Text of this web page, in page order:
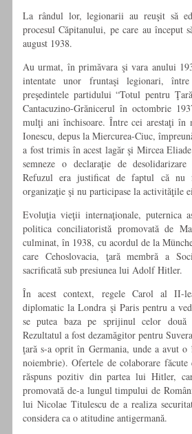
La rândul lor, legionarii au reuşit să
procesul Căpitanului, pe care au început
august 1938.
Au urmat, în primăvara şi vara anului
intentate unor fruntaşi legionari,
preşedintele partidului “Totul pentru
Cantacuzino-Grănicerul în octombrie
mulţi ani închisoare. Între cei arestaţi în
Ionescu, depus la Miercurea-Ciuc,
a fost trimis în acest lagăr şi Mircea
sem­neze o declaraţie de
Refuzul era justificat de faptul că nu
organizaţie şi nu participase la activităţile
Evoluţia vieţii internaţionale, puternica
politica conciliatoristă promovată de
culminat, în 1938, cu acor­dul de la
care Cehoslovacia, ţară membră a
sacrificată sub presiunea lui Adolf Hitler.
În acest context, regele Carol al II-
diplomatic la Lon­dra şi Paris pentru a
se putea baza pe sprijinul celor două
Rezultatul a fost dezamăgitor pentru
ţară s-a oprit în Germania, unde a avut
noiembrie). Ofertele de colaborare
răspuns pozitiv din partea lui Hitler,
promovată de-a lungul timpului de
lui Nicolae Titulescu de a realiza
considera ca o atitudine antigermană.